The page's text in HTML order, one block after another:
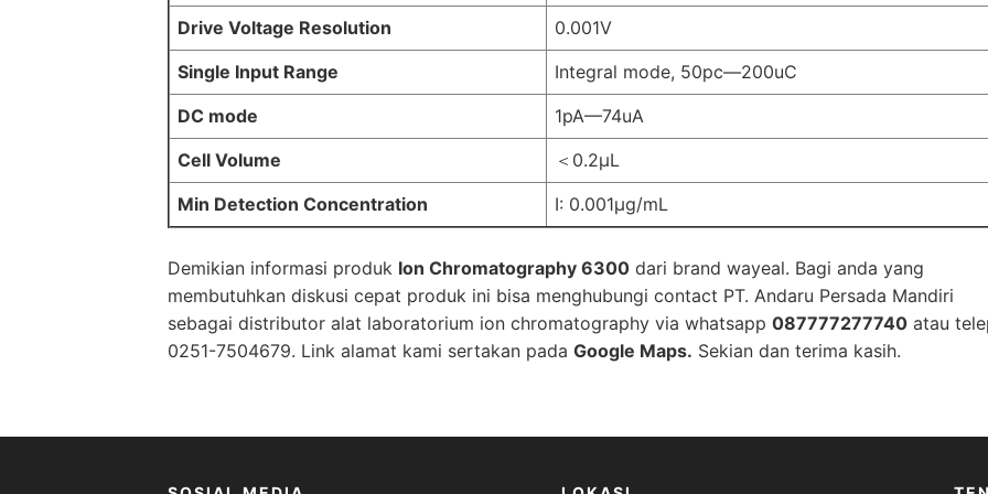
Drive Voltage Resolution
0.001V
Single Input Range
Integral mode, 50pc—200uC
DC mode
1pA—74uA
Cell Volume
＜0.2μL
Min Detection Concentration
I: 0.001μg/mL
Demikian informasi produk Ion Chromatography 6300 dari brand wayeal. Bagi anda yang
membutuhkan diskusi cepat produk ini bisa menghubungi contact PT. Andaru Persada Mandiri
sebagai distributor alat laboratorium ion chromatography via whatsapp 087777277740 atau
0251-7504679. Link alamat kami sertakan pada Google Maps. Sekian dan terima kasih.